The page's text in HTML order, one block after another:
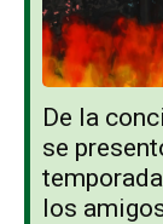
De la
se
los